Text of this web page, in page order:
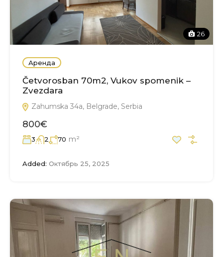
26
Аренда
Četvorosban 70m2, Vukov spomenik –
Zvezdara
Zahumska 34a, Belgrade, Serbia
800€
3 2 70 m²
Added: Октябрь 25, 2025